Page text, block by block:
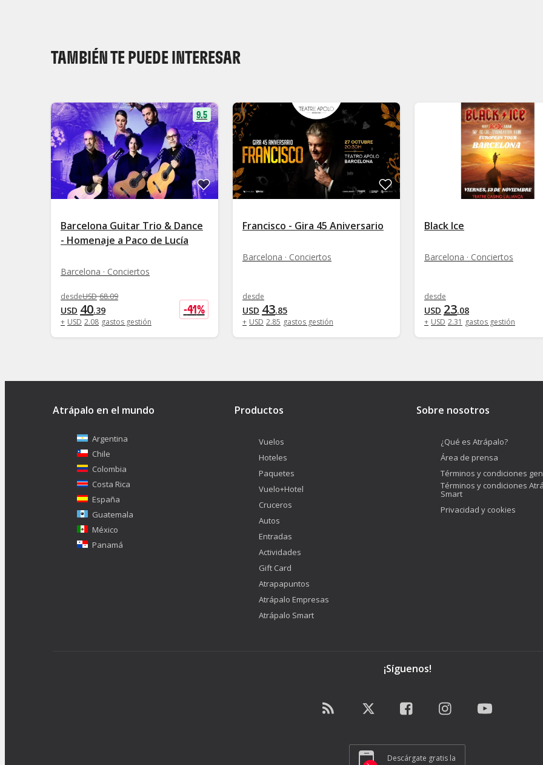
TAMBIÉN TE PUEDE INTERESAR
9.5
Barcelona Guitar Trio & Dance
- Homenaje a Paco de Lucía
Barcelona · Conciertos
desdeUSD 68.09
USD 40.39
+ USD 2.08 gastos gestión
-41%
Francisco - Gira 45 Aniversario
Barcelona · Conciertos
desde
USD 43.85
+ USD 2.85 gastos gestión
Black Ice
Barcelona · Conciertos
desde
USD 23.08
+ USD 2.31 gastos gestión
Atrápalo en el mundo
Argentina
Chile
Colombia
Costa Rica
España
Guatemala
México
Panamá
Productos
Vuelos
Hoteles
Paquetes
Vuelo+Hotel
Cruceros
Autos
Entradas
Actividades
Gift Card
Atrapapuntos
Atrápalo Empresas
Atrápalo Smart
Sobre nosotros
¿Qué es Atrápalo?
Área de prensa
Términos y condiciones
Términos y condiciones
Smart
Privacidad y cookies
¡Síguenos!
Descárgate gratis la